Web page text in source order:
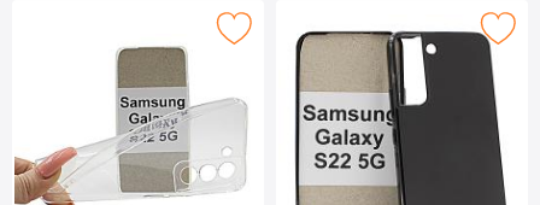
ultra Thin TPU Kotelo Samsung Galaxy S22 5G suosikiksi
Merkitse tPU muovikotelo